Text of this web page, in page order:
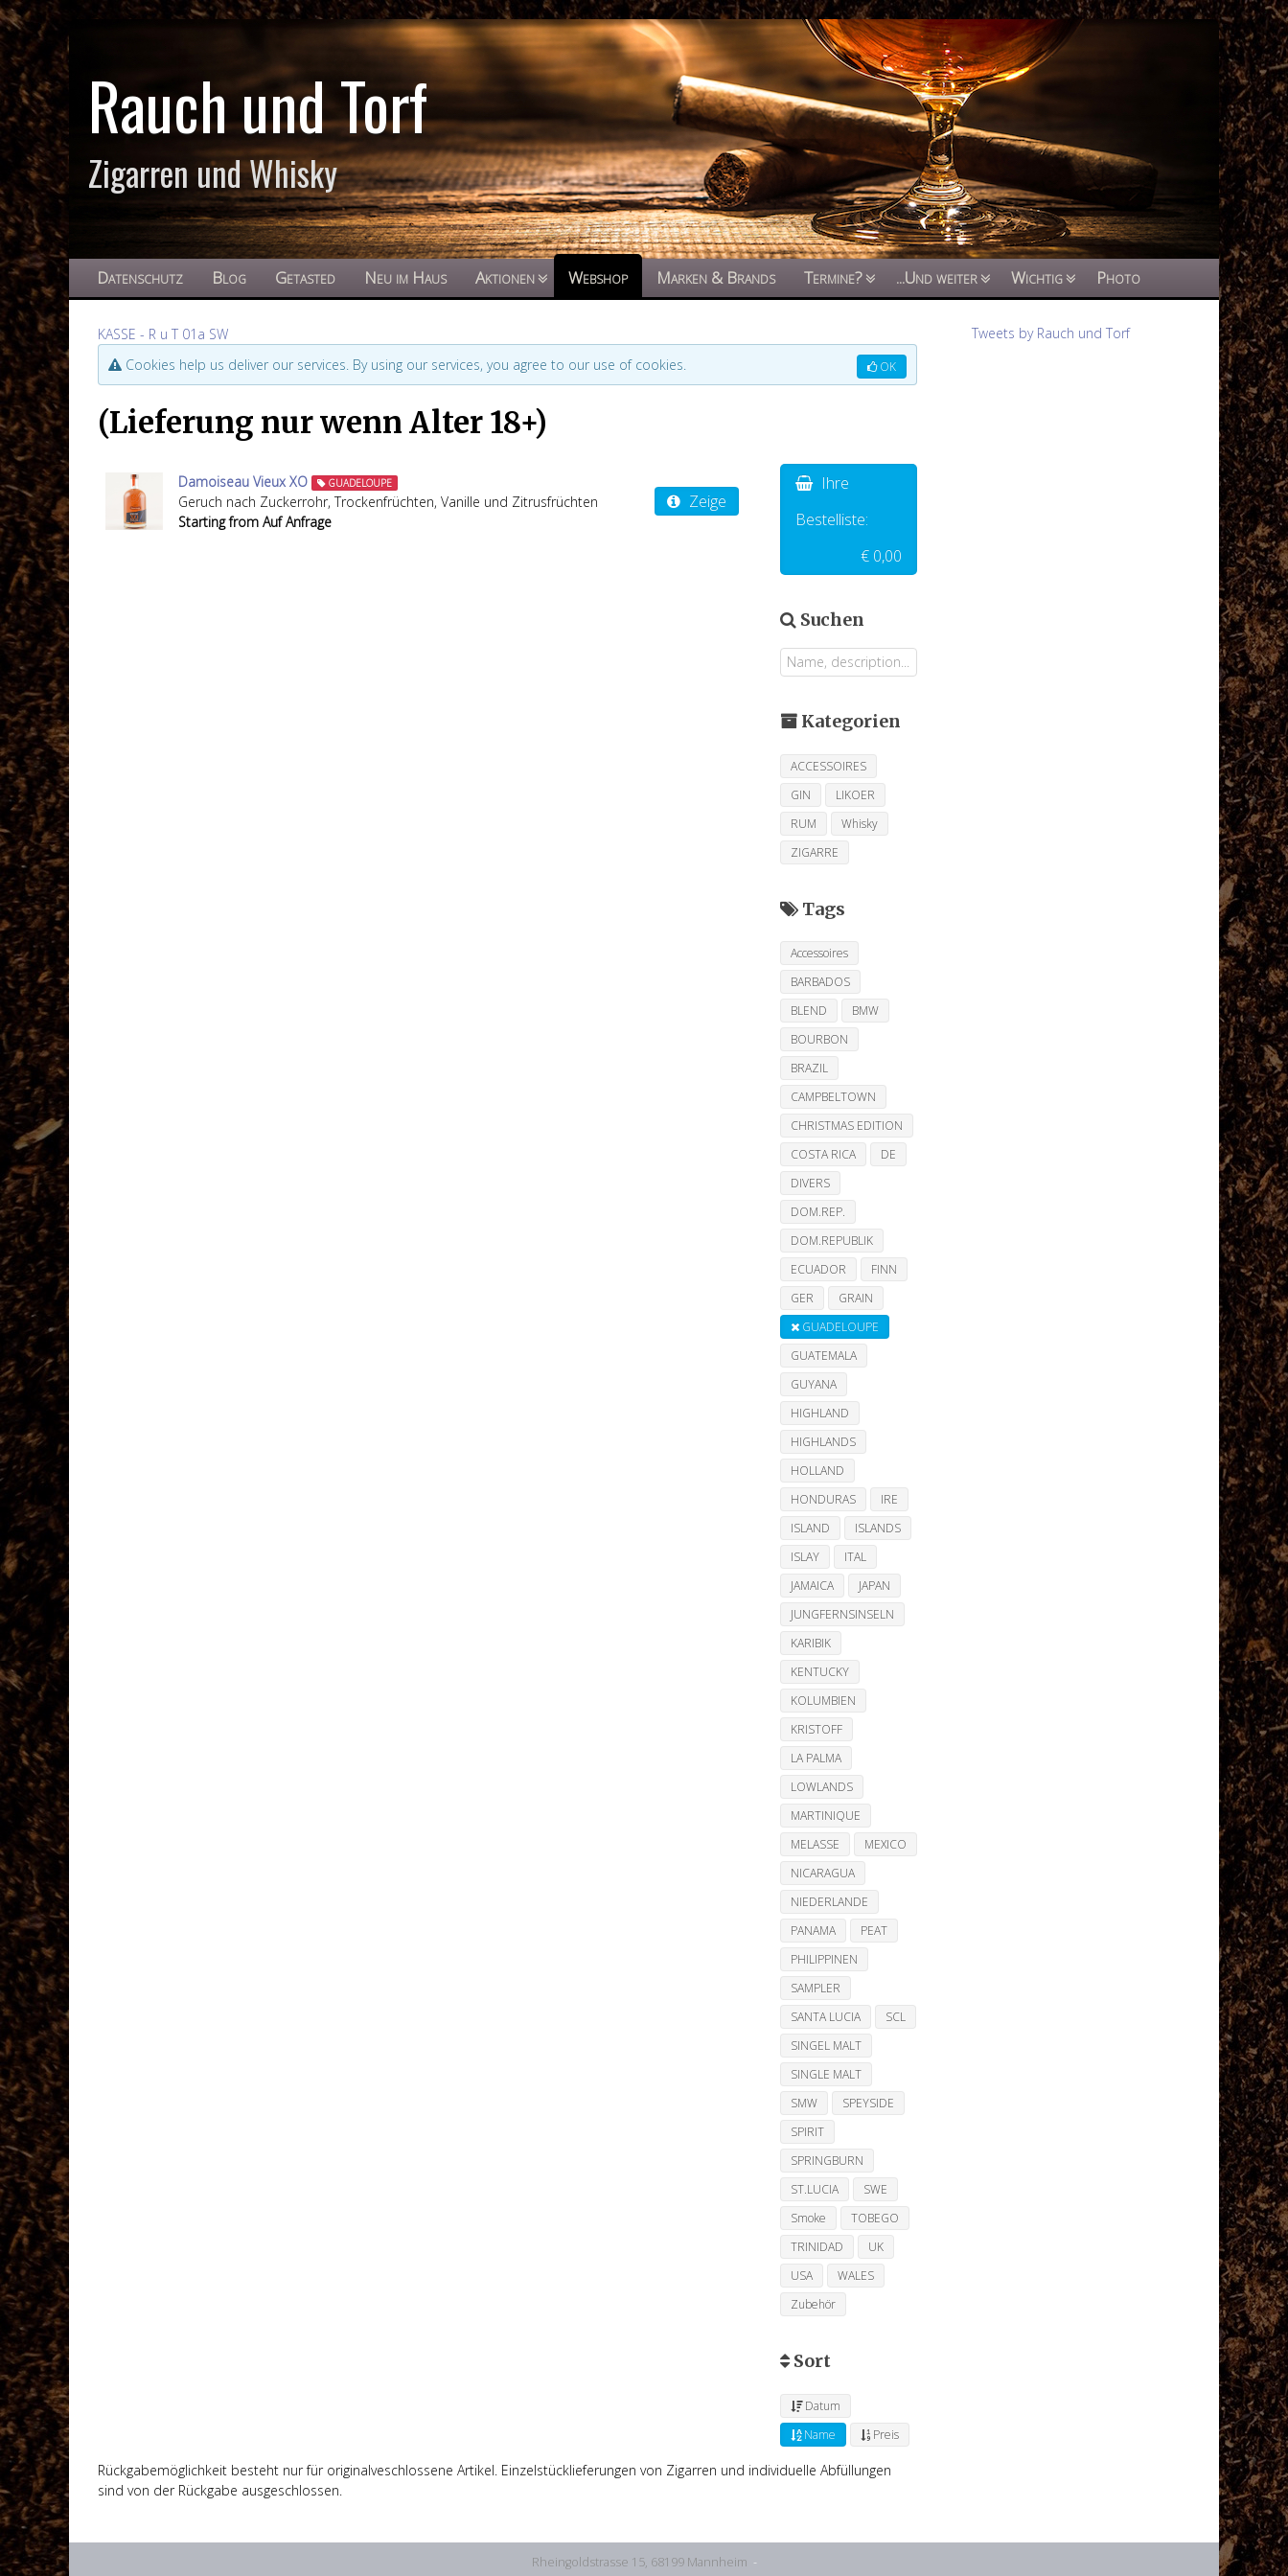
Rauch und Torf
Zigarren und Whisky
Datenschutz Blog Getasted Neu im Haus Aktionen Webshop Marken & Brands Termine? ...Und weiter Wichtig Photo
KASSE - R u T 01a SW
OK
Cookies help us deliver our services. By using our services, you agree to our use of cookies.
(Lieferung nur wenn Alter 18+)
Damoiseau Vieux XO GUADELOUPE
Geruch nach Zuckerrohr, Trockenfrüchten, Vanille und Zitrusfrüchten
Starting from Auf Anfrage
Zeige
Ihre
Bestelliste:
€ 0,00
Suchen
Kategorien
ACCESSOIRES
GIN
LIKOER
RUM
Whisky
ZIGARRE
Tags
Accessoires
BARBADOS
BLEND
BMW
BOURBON
BRAZIL
CAMPBELTOWN
CHRISTMAS EDITION
COSTA RICA
DE
DIVERS
DOM.REP.
DOM.REPUBLIK
ECUADOR
FINN
GER
GRAIN
GUADELOUPE
GUATEMALA
GUYANA
HIGHLAND
HIGHLANDS
HOLLAND
HONDURAS
IRE
ISLAND
ISLANDS
ISLAY
ITAL
JAMAICA
JAPAN
JUNGFERNSINSELN
KARIBIK
KENTUCKY
KOLUMBIEN
KRISTOFF
LA PALMA
LOWLANDS
MARTINIQUE
MELASSE
MEXICO
NICARAGUA
NIEDERLANDE
PANAMA
PEAT
PHILIPPINEN
SAMPLER
SANTA LUCIA
SCL
SINGEL MALT
SINGLE MALT
SMW
SPEYSIDE
SPIRIT
SPRINGBURN
ST.LUCIA
SWE
Smoke
TOBEGO
TRINIDAD
UK
USA
WALES
Zubehör
Sort
Datum
Name
Preis
Rückgabemöglichkeit besteht nur für originalveschlossene Artikel. Einzelstücklieferungen von Zigarren und individuelle Abfüllungen
sind von der Rückgabe ausgeschlossen.
Tweets by Rauch und Torf
Rheingoldstrasse 15, 68199 Mannheim -